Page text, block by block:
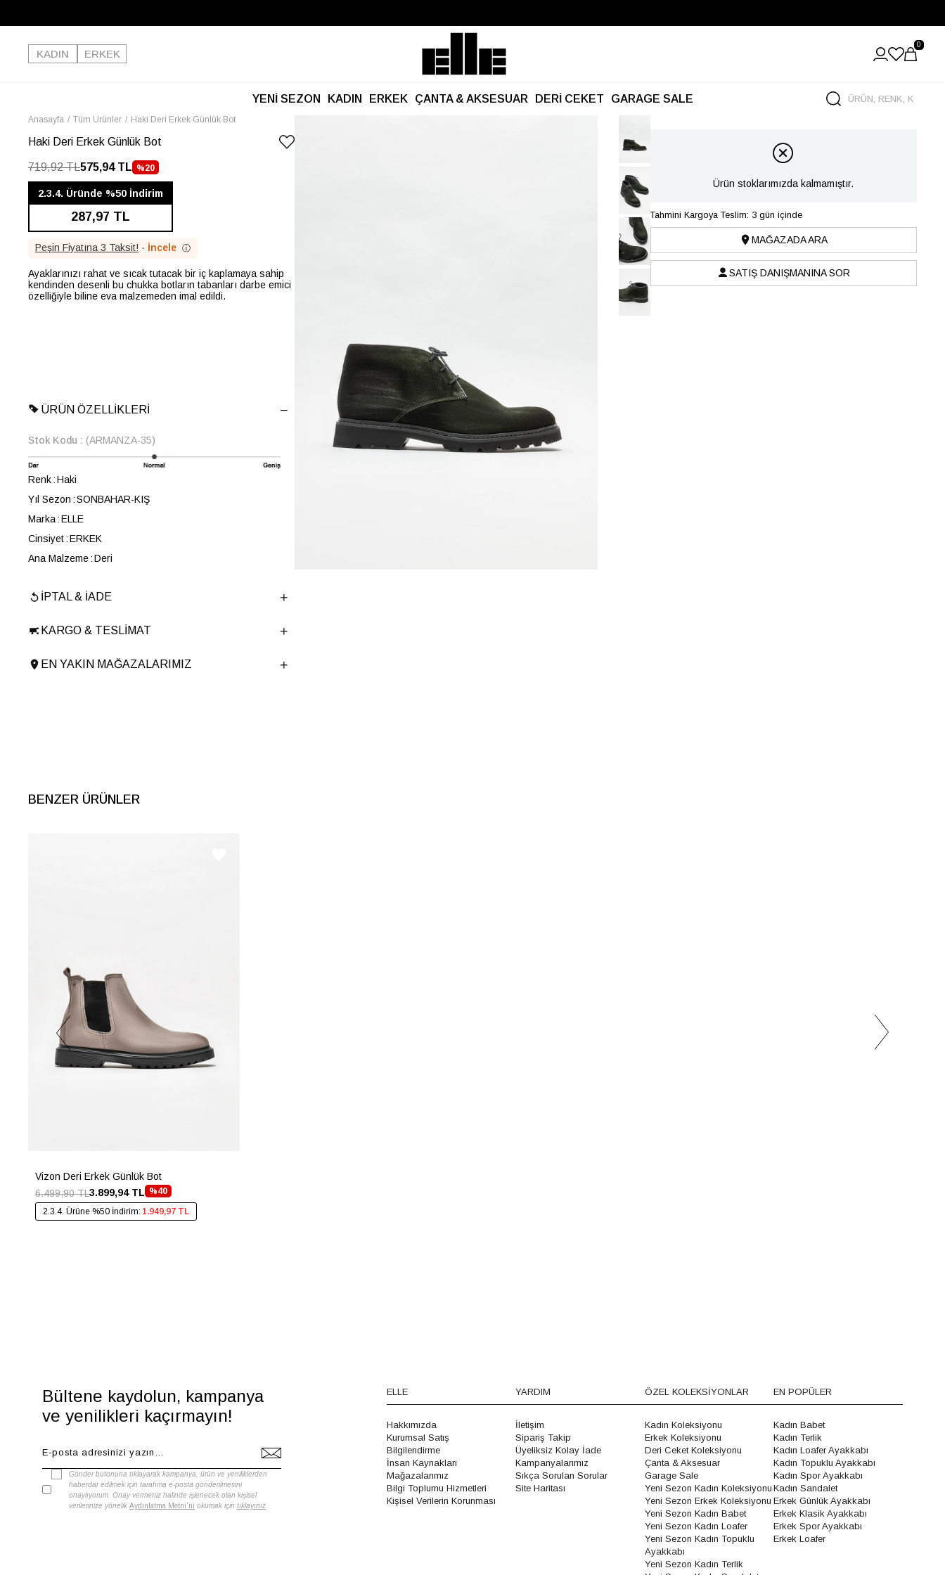
Kargo Ücretsiz!
KADIN
ERKEK
0
YENİ SEZON KADIN ERKEK ÇANTA & AKSESUAR DERİ CEKET GARAGE SALE
Anasayfa Tüm Ürünler Haki Deri Erkek Günlük Bot
Haki Deri Erkek Günlük Bot
719,92 TL575,94 TL %20
İNDIRIM
2.3.4. Üründe %50 İndirim
287,97 TL
Peşin Fiyatına 3 Taksit! · İncele ⓘ
Ayaklarınızı rahat ve sıcak tutacak bir iç kaplamaya sahip
kendinden desenli bu chukka botların tabanları darbe emici
özelliğiyle biline eva malzemeden imal edildi.
ÜRÜN ÖZELLIKLERI
Stok Kodu (ARMANZA-35)
Renk Haki
Yıl Sezon SONBAHAR-KIŞ
Marka ELLE
Cinsiyet ERKEK
Ana Malzeme Deri
Topuk Boyu
3.5 cm
Ürün Cinsi
Günlük
Taban Yüksekliği
2 cm
İPTAL & İADE
KARGO & TESLIMAT
EN YAKIN MAĞAZALARIMIZ
Ürün stoklarımızda kalmamıştır.
Tahmini Kargoya Teslim: 3 gün içinde
MAĞAZADA ARA
SATIŞ DANIŞMANINA SOR
BENZER ÜRÜNLER
Vizon Deri Erkek Günlük Bot
%40
3.899,94 TL
6.499,90 TL
2.3.4. Ürüne %50 İndirim: 1.949,97 TL
Bültene kaydolun, kampanya
ve yenilikleri kaçırmayın!
Gönder butonuna tıklayarak kampanya, ürün ve yeniliklerden
haberdar edilmek için tarafıma e-posta gönderilmesini
onaylıyorum. Onay vermeniz halinde işlenecek olan kişisel
verilerinize yönelik Aydınlatma Metni'ni okumak için tıklayınız
ELLE
Hakkımızda
Kurumsal Satış
Bilgilendirme
İnsan Kaynakları
Mağazalarımız
Bilgi Toplumu Hizmetleri
Kişisel Verilerin Korunması
YARDIM
İletişim
Sipariş Takip
Üyeliksiz Kolay İade
Kampanyalarımız
Sıkça Sorulan Sorular
Site Haritası
ÖZEL KOLEKSİYONLAR
Kadın Koleksiyonu
Erkek Koleksiyonu
Deri Ceket Koleksiyonu
Çanta & Aksesuar
Garage Sale
Yeni Sezon Kadın Koleksiyonu
Yeni Sezon Erkek Koleksiyonu
Yeni Sezon Kadın Babet
Yeni Sezon Kadın Loafer
Yeni Sezon Kadın Topuklu
Ayakkabı
Yeni Sezon Kadın Terlik
EN POPÜLER
Kadın Babet
Kadın Terlik
Kadın Loafer Ayakkabı
Kadın Topuklu Ayakkabı
Kadın Spor Ayakkabı
Kadın Sandalet
Erkek Günlük Ayakkabı
Erkek Klasik Ayakkabı
Erkek Spor Ayakkabı
Erkek Loafer